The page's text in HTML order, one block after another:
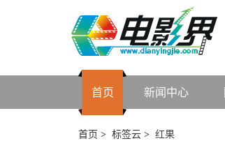
首页 新闻中心
首页 > 标签云 > 红果